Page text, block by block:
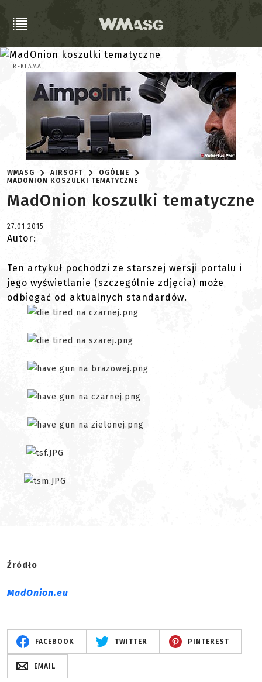
REKLAMA
WMASG AIRSOFT
OGÓLNE
MADONION KOSZULKI TEMATYCZNE
MadOnion koszulki tematyczne
27.01.2015
Autor:
Ten artykuł pochodzi ze starszej wersji portalu i
jego wyświetlanie (szczególnie zdjęcia) może
odbiegać od aktualnych standardów.
Źródło
MadOnion.eu
FACEBOOK TWITTER PINTEREST
EMAIL